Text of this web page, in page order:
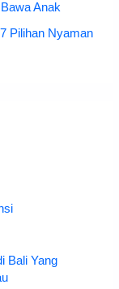
Anak
Pilihan Nyaman
Bali Yang